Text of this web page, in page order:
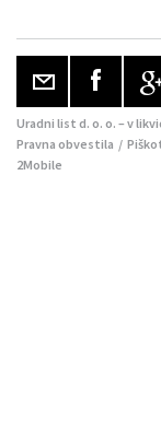
Uradni list d. o. o. – v
Pravna obvestila /
2Mobile